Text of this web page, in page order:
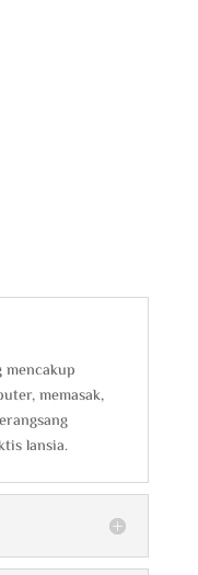
memasak,
lansia.